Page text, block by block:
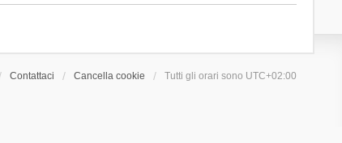
o
Contattaci Cancella cookie Tutti gli orari sono UTC+02:00